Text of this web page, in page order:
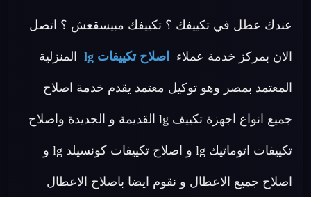
عندك عطل في تكييفك ؟ تكييفك مبيسقعش ؟ اتصل
الان بمركز خدمة عملاء اصلاح تكييفات lg المنزلية
المعتمد بمصر وهو توكيل معتمد يقدم خدمة اصلاح
جميع انواع اجهزة تكييف lg القديمة و الجديدة واصلاح
تكييفات اتوماتيك lg و اصلاح تكييفات كونسيلد lg و
اصلاح جميع الاعطال و نقوم ايضا باصلاح الاعطال